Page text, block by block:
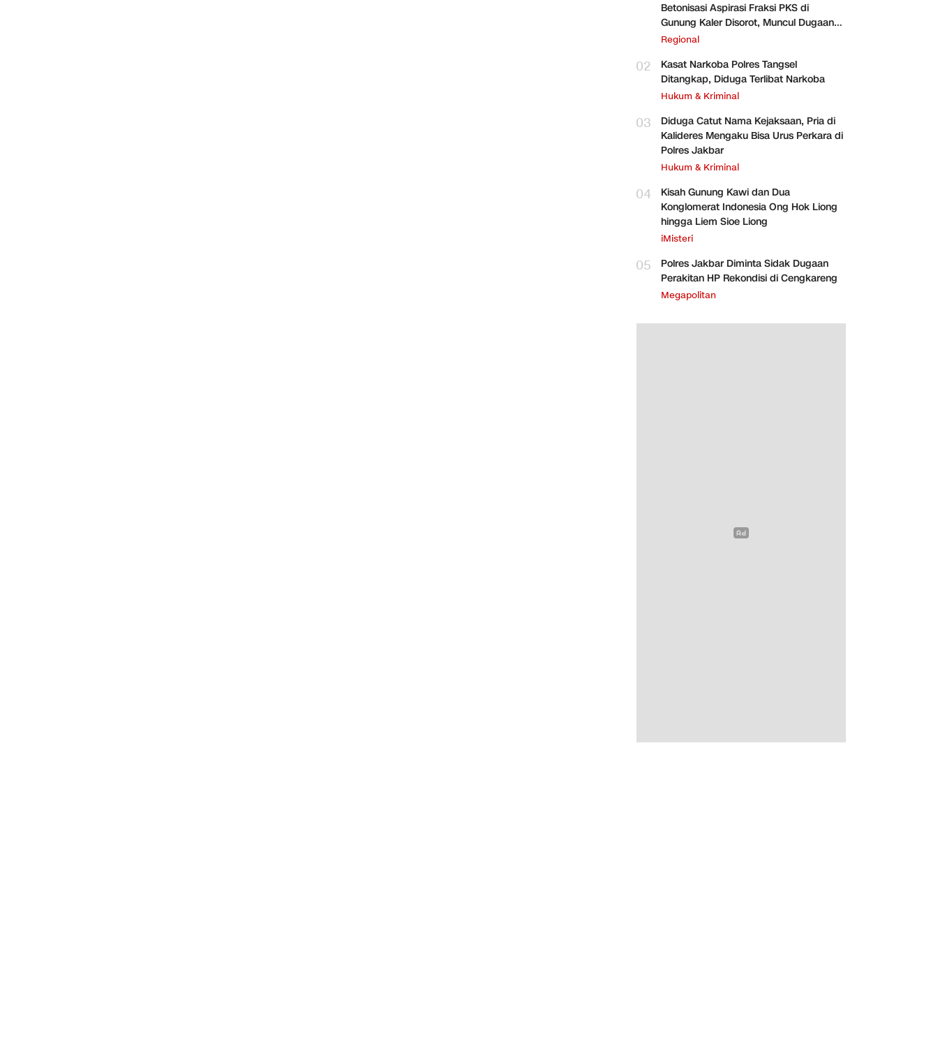
Betonisasi Aspirasi Fraksi PKS di
Gunung Kaler Disorot, Muncul Dugaan
Pengurangan Volume
Regional
02
Kasat Narkoba Polres Tangsel
Ditangkap, Diduga Terlibat Narkoba
Hukum & Kriminal
03
Diduga Catut Nama Kejaksaan, Pria di
Kalideres Mengaku Bisa Urus Perkara di
Polres Jakbar
Hukum & Kriminal
04
Kisah Gunung Kawi dan Dua
Konglomerat Indonesia Ong Hok Liong
hingga Liem Sioe Liong
iMisteri
05
Polres Jakbar Diminta Sidak Dugaan
Perakitan HP Rekondisi di Cengkareng
Megapolitan